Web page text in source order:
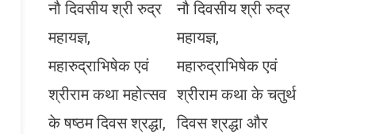
नौ दिवसीय श्री रुद्र
महायज्ञ,
महारुद्राभिषेक एवं
श्रीराम कथा महोत्सव
के षष्ठम दिवस श्रद्धा,
नौ दिवसीय श्री रुद्र
महायज्ञ,
महारुद्राभिषेक एवं
श्रीराम कथा के चतुर्थ
दिवस श्रद्धा और